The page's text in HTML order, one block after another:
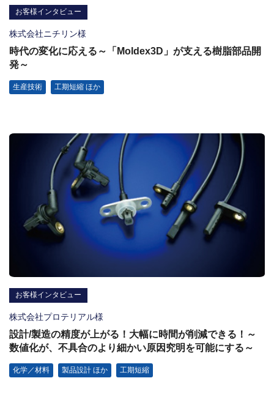
お客様インタビュー
株式会社ニチリン様
時代の変化に応える～「Moldex3D」が支える樹脂部品開
発～
生産技術 工期短縮 ほか
お客様インタビュー
株式会社プロテリアル様
設計/製造の精度が上がる！大幅に時間が削減できる！～
数値化が、不具合のより細かい原因究明を可能にする～
化学／材料 製品設計 ほか 工期短縮